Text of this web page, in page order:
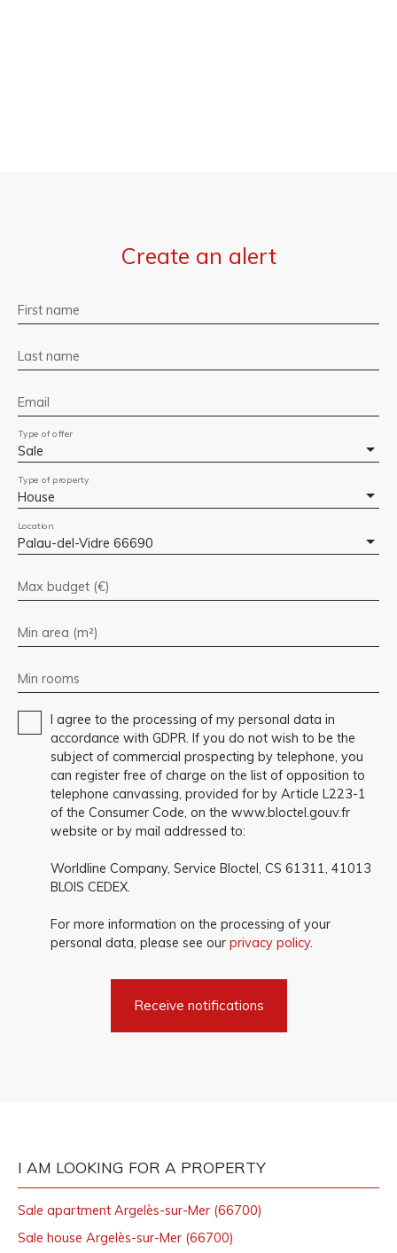
Create an alert
First name
Last name
Email
Sale
Type of offer
House
Type of property
Palau-del-Vidre 66690
Location
Max budget (€)
Min area (m²)
Min rooms
I agree to the processing of my personal data in
accordance with GDPR. If you do not wish to be the
subject of commercial prospecting by telephone, you
can register free of charge on the list of opposition to
telephone canvassing, provided for by Article L223-1
of the Consumer Code, on the www.bloctel.gouv.fr
website or by mail addressed to:
Worldline Company, Service Bloctel, CS 61311, 41013
BLOIS CEDEX.
For more information on the processing of your
personal data, please see our privacy policy.
Receive notifications
I AM LOOKING FOR A PROPERTY
Sale apartment Argelès-sur-Mer (66700)
Sale house Argelès-sur-Mer (66700)